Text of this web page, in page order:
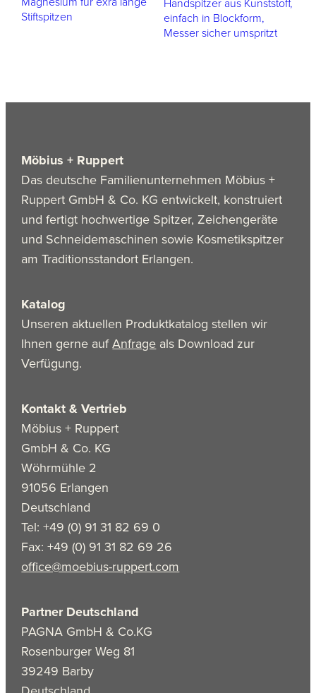
Stiftspitzen
Handspitzer aus Kunststoff,
einfach in Blockform,
Messer sicher umspritzt
Möbius + Ruppert
Das deutsche Familienunternehmen Möbius +
Ruppert GmbH & Co. KG entwickelt, konstruiert
und fertigt hochwertige Spitzer, Zeichengeräte
und Schneidemaschinen sowie Kosmetikspitzer
am Traditionsstandort Erlangen.
Katalog
Unseren aktuellen Produktkatalog stellen wir
Ihnen gerne aufAnfrage als Download zur
Verfügung.
Kontakt & Vertrieb
Möbius + Ruppert
GmbH & Co. KG
Wöhrmühle 2
91056 Erlangen
Deutschland
Tel: +49 (0) 91 31 82 69 0
Fax: +49 (0) 91 31 82 69 26
office@moebius-ruppert.com
Partner Deutschland
PAGNA GmbH & Co.KG
Rosenburger Weg 81
39249 Barby